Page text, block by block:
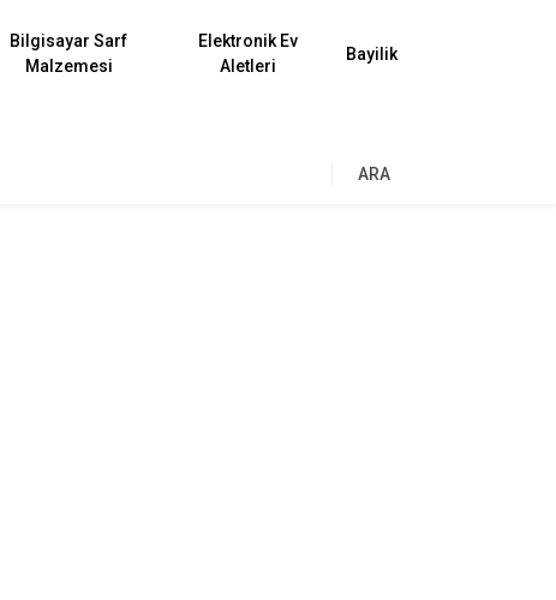
Bilgisayar Sarf
Malzemesi
Elektronik Ev
Aletleri
Bayilik
ARA